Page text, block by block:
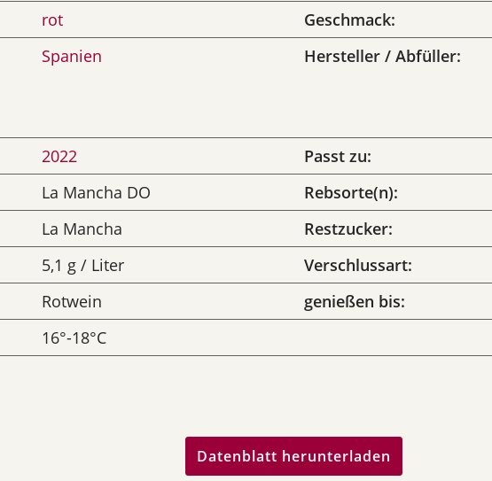
rot
Geschmack:
Spanien Hersteller / Abfüller:
2022
Passt zu:
La Mancha DO
Rebsorte(n):
La Mancha
Restzucker:
5,1 g / Liter
Verschlussart:
Rotwein
genießen bis:
16°-18°C
Datenblatt herunterladen